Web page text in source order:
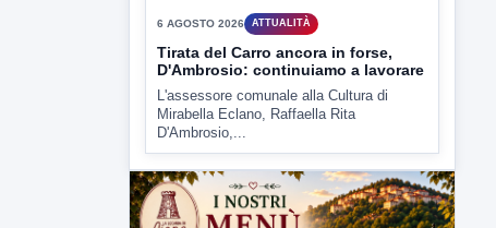
6 AGOSTO 2026 ATTUALITÀ
Tirata del Carro ancora in forse,
D'Ambrosio: continuiamo a lavorare
L'assessore comunale alla Cultura di
Mirabella Eclano, Raffaella Rita
D'Ambrosio,...